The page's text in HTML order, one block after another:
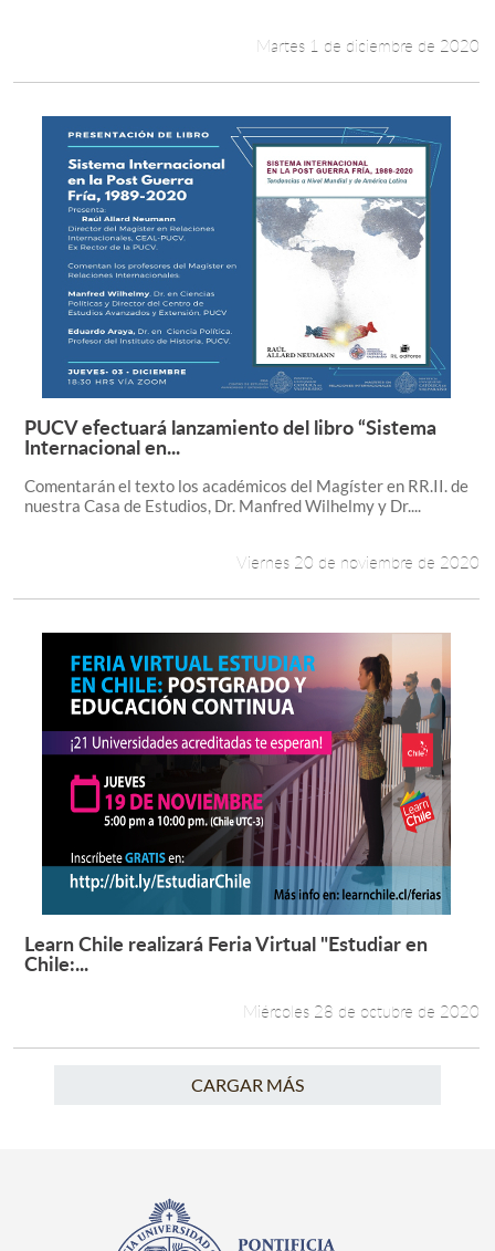
Martes 1 de diciembre de 2020
Leer más +
PUCV efectuará lanzamiento del libro “Sistema
Internacional en...
Comentarán el texto los académicos del Magíster en RR.II. de
nuestra Casa de Estudios, Dr. Manfred Wilhelmy y Dr....
Viernes 20 de noviembre de 2020
Leer más +
Learn Chile realizará Feria Virtual "Estudiar en
Chile:...
Miércoles 28 de octubre de 2020
CARGAR MÁS